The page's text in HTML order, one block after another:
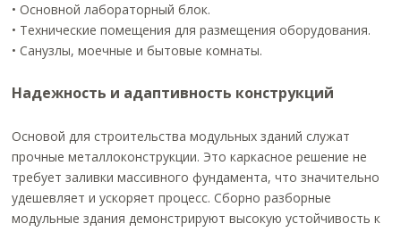
• Основной лабораторный блок.
• Технические помещения для размещения оборудования.
• Санузлы, моечные и бытовые комнаты.
Надежность и адаптивность конструкций
Основой для строительства модульных зданий служат
прочные металлоконструкции. Это каркасное решение не
требует заливки массивного фундамента, что значительно
удешевляет и ускоряет процесс. Сборно разборные
модульные здания демонстрируют высокую устойчивость к